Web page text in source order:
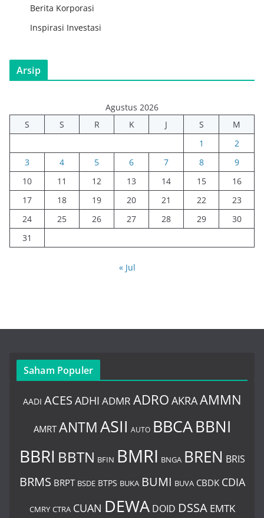
Berita Korporasi
Inspirasi Investasi
Arsip
Agustus 2026
S
S R K J S
M
1
2
3
4 5 6 7 8
9
10
11 12 13 14 15
16
17
18 19 20 21 22
23
24
25 26 27 28 29
30
31
« Jul
Saham Populer
AADI ACES ADHI ADMR ADRO AKRAAMMN
AMRT ANTMASII AUTO BBCABBNI
BBRI BBTN BFIN BMRI BNGA BREN BRIS
BRMS BRPT BSDE BTPS BUKA BUMI BUVA CBDK CDIA
CMRY CTRA CUAN DEWA DOID DSSA EMTK